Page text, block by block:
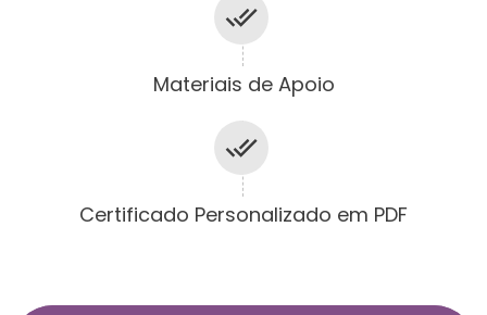
Materiais de Apoio
Certificado Personalizado em PDF